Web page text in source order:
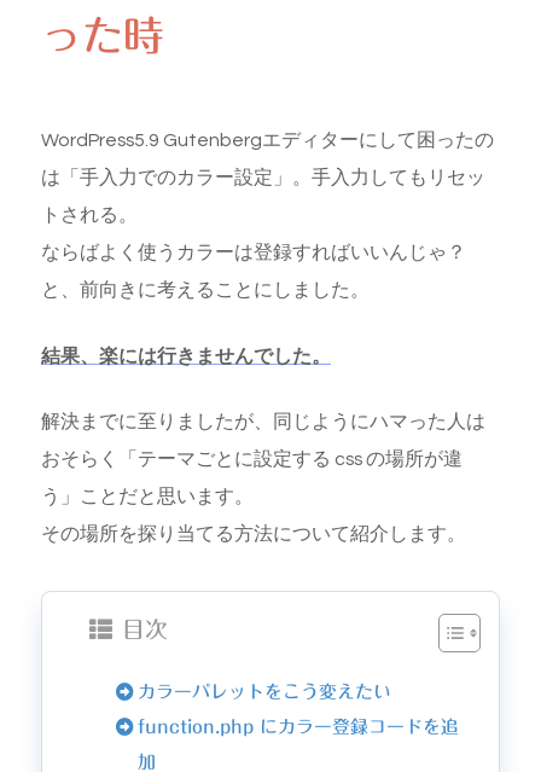
った時
WordPress5.9 Gutenbergエディターにして困ったの
は「手入力でのカラー設定」。手入力してもリセッ
トされる。
ならばよく使うカラーは登録すればいいんじゃ？
と、前向きに考えることにしました。
結果、楽には行きませんでした。
解決までに至りましたが、同じようにハマった人は
おそらく「テーマごとに設定する css の場所が違
う」ことだと思います。
その場所を探り当てる方法について紹介します。
目次
カラーパレットをこう変えたい
function.php にカラー登録コードを追
加